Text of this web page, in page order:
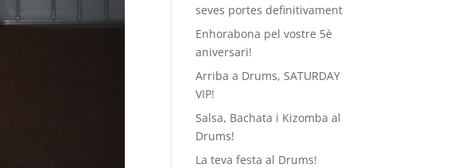
seves portes definitivament
Enhorabona pel vostre 5è
aniversari!
Arriba a Drums, SATURDAY
VIP!
Salsa, Bachata i Kizomba al
Drums!
La teva festa al Drums!